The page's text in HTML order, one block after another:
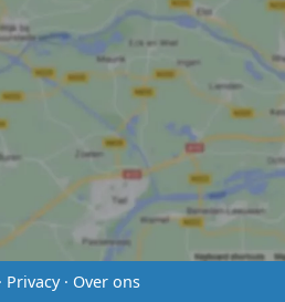
Privacy· Over ons